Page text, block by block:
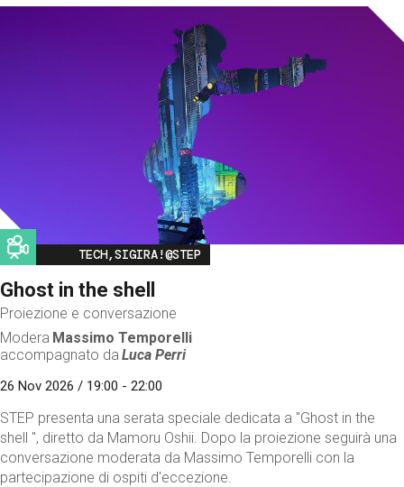
Image
TECH,SIGIRA!@STEP
Ghost in the shell
Proiezione e conversazione
Modera Massimo Temporelli
accompagnato da Luca Perri
26 Nov 2026 / 19:00 - 22:00
STEP presenta una serata speciale dedicata a "Ghost in the
shell ", diretto da Mamoru Oshii. Dopo la proiezione seguirà una
conversazione moderata da Massimo Temporelli con la
partecipazione di ospiti d'eccezione.